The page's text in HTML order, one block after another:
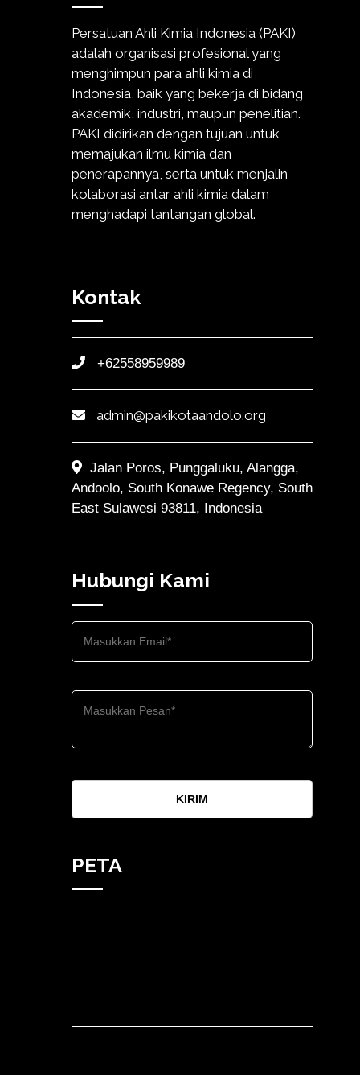
Persatuan Ahli Kimia Indonesia (PAKI)
adalah organisasi profesional yang
menghimpun para ahli kimia di
Indonesia, baik yang bekerja di bidang
akademik, industri, maupun penelitian.
PAKI didirikan dengan tujuan untuk
memajukan ilmu kimia dan
penerapannya, serta untuk menjalin
kolaborasi antar ahli kimia dalam
menghadapi tantangan global.
Kontak
+62558959989
admin@pakikotaandolo.org
Jalan Poros, Punggaluku, Alangga,
Andoolo, South Konawe Regency, South
East Sulawesi 93811, Indonesia
Hubungi Kami
KIRIM
PETA